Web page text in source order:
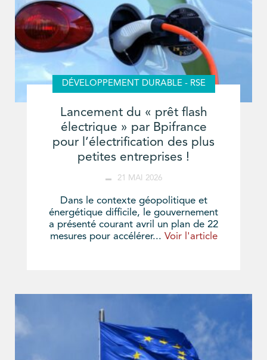
DÉVELOPPEMENT DURABLE - RSE
Lancement du « prêt flash
électrique » par Bpifrance
pour l’électrification des plus
petites entreprises !
21 MAI 2026
Dans le contexte géopolitique et
énergétique difficile, le gouvernement
a présenté courant avril un plan de 22
mesures pour accélérer... Voir l'article